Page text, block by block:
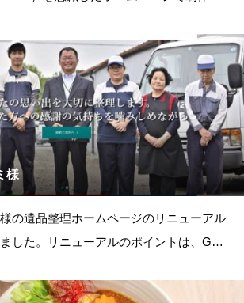
様
の遺品整理ホームページのリニューアル
した。リニューアルのポイントは、Goo